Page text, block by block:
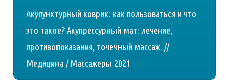
Акупунктурный коврик: как пользоваться и что
это такое? Акупрессурный мат: лечение,
противопоказания, точечный массаж. //
Медицина / Массажеры 2021